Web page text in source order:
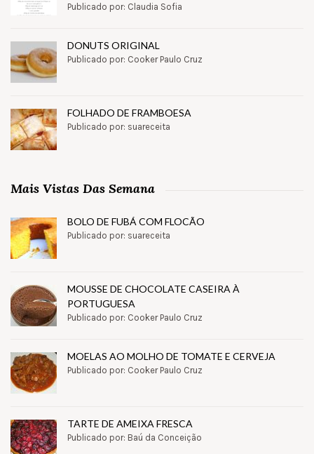
Publicado por: Claudia Sofia
DONUTS ORIGINAL
Publicado por: Cooker Paulo Cruz
FOLHADO DE FRAMBOESA
Publicado por: suareceita
Mais Vistas Das Semana
BOLO DE FUBÁ COM FLOCÃO
Publicado por: suareceita
MOUSSE DE CHOCOLATE CASEIRA À
PORTUGUESA
Publicado por: Cooker Paulo Cruz
MOELAS AO MOLHO DE TOMATE E CERVEJA
Publicado por: Cooker Paulo Cruz
TARTE DE AMEIXA FRESCA
Publicado por: Baú da Conceição